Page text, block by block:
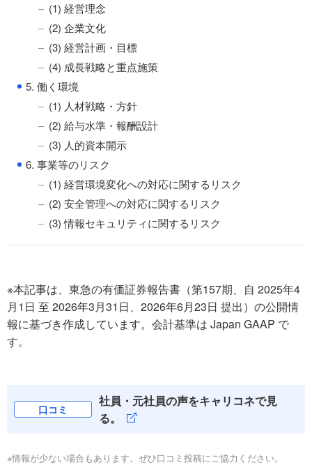
(1) 経営理念
(2) 企業文化
(3) 経営計画・目標
(4) 成長戦略と重点施策
● 5. 働く環境
(1) 人材戦略・方針
(2) 給与水準・報酬設計
(3) 人的資本開示
● 6. 事業等のリスク
(1) 経営環境変化への対応に関するリスク
(2) 安全管理への対応に関するリスク
(3) 情報セキュリティに関するリスク
※本記事は、東急の有価証券報告書（第157期、自 2025年4
月1日 至 2026年3月31日、2026年6月23日 提出）の公開情
報に基づき作成しています。会計基準は Japan GAAP で
す。
口コミ
社員・元社員の声をキャリコネで見
る。
※情報が少ない場合もあります。ぜひ口コミ投稿にご協力ください。